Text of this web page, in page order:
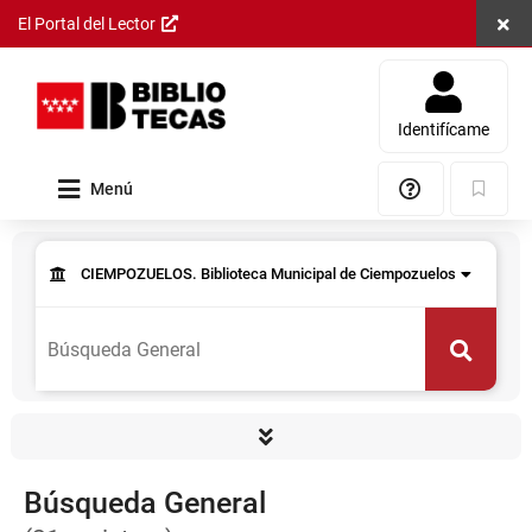
Saltar al
principal
El Portal del Lector
Identifícame
Menú Ayuda
Resultados
Formulario
consulta
de datosCIEMPOZUELOS. Biblioteca Municipal de Ciempozuelos
seleccionar
centro
búsqueda.
Buscar
Búsqueda General